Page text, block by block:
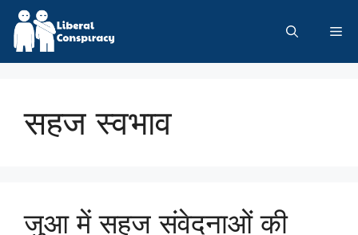
Skip
content
सहज स्वभाव
जुआ में सहज संवेदनाओं की